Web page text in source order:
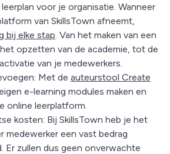
voor je organisatie. Wanneer
van SkillsTown afneemt,
bij elke stap . Van het maken van een
opzetten van de academie, tot de
van je medewerkers.
Met de auteurstool Create
e-learning modules maken en
online leerplatform.
kosten: Bij SkillsTown heb je het
medewerker een vast bedrag
Er zullen dus geen onverwachte